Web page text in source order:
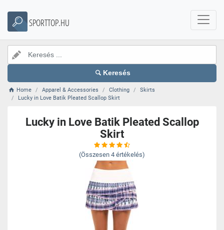
SPORTTOP.HU
Keresés
Home Apparel & Accessories Clothing
Skirts
Lucky in Love Batik Pleated Scallop Skirt
Lucky in Love Batik Pleated Scallop
Skirt
(Összesen 4 értékelés)